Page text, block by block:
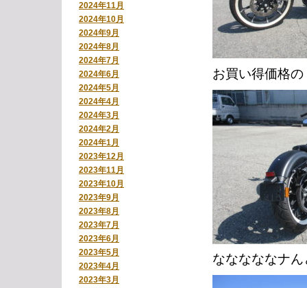
2024年11月
2024年10月
2024年9月
2024年8月
2024年7月
2024年6月
2024年5月
2024年4月
2024年3月
2024年2月
2024年1月
2023年12月
2023年11月
2023年10月
2023年9月
2023年8月
2023年7月
2023年6月
2023年5月
2023年4月
2023年3月
お買い得価格の
なななななナん